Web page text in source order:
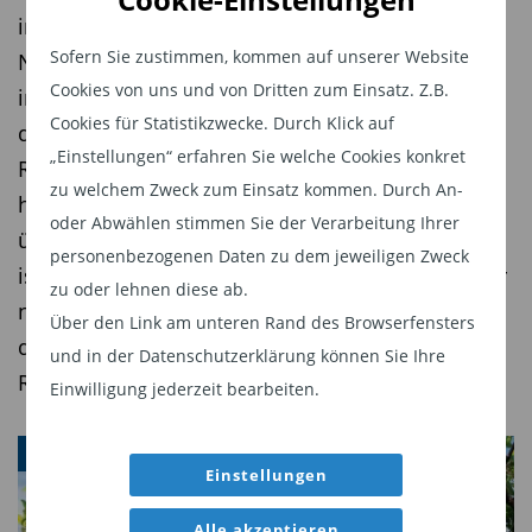
Sofern Sie zustimmen, kommen auf unserer Website
Cookies von uns und von Dritten zum Einsatz. Z.B.
Cookies für Statistikzwecke. Durch Klick auf
„Einstellungen“ erfahren Sie welche Cookies konkret
zu welchem Zweck zum Einsatz kommen. Durch An-
oder Abwählen stimmen Sie der Verarbeitung Ihrer
personenbezogenen Daten zu dem jeweiligen Zweck
zu oder lehnen diese ab.
Über den Link am unteren Rand des Browserfensters
und in der Datenschutzerklärung können Sie Ihre
Einwilligung jederzeit bearbeiten.
Einstellungen
GESCHÄFTSKLIMA DEUTSCHLAND IN PUNKTEN
Jan. 18 Jan. 20 Jan. 22 Jan. 24 Jan. 26
80
120
Quelle: Trading Economics
Wichtige Termine der kommenden Woche
Einkaufsmanagerindizesim Vordergrund. Für
die Industrie erwarten die Analysten der
investiert das Fondsmanagerteam um Benjamin
Noisser beim Robus Short Maturity Fund gezielt
in kurzlaufende Unternehmensanleihen, bei
denen er eine vorzeitige Refinanzierung oder
Rückzahlung erwartet. Das Ziel: eine deutlich
höhere Rendite als der Geldmarkt – bei
überschaubaren Kursschwankungen. Der Fonds
ist jüngst drei Jahre alt geworden und wird daher
nun auch für institutionelle Anleger interessant,
die oftmals erst in Fonds mit diesem Track
Record investieren dürfen.